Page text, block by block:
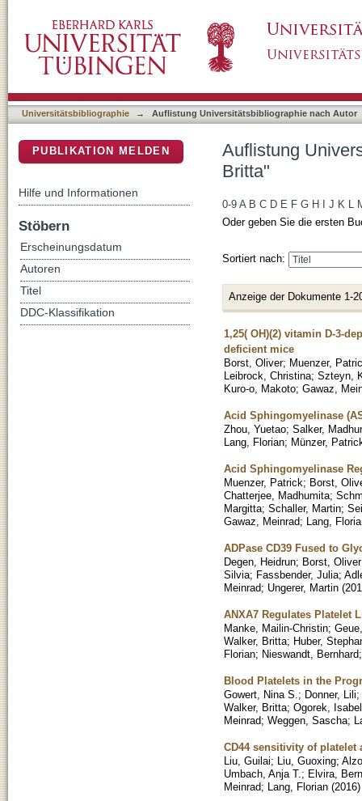
Universitätsbibliographie → Auflistung Universitätsbibliographie nach Autor
Auflistung
Britta"
0-9 A B C D E F G H J K L
Oder geben Sie die ersten
Sortiert nach:
Anzeige der Dokumente 1-
1,25( OH)(2) vitamin D-3-
deficient mice
Borst, Oliver; Muenzer,
Leibrock, Christina; Szteyn,
Kuro-o, Makoto; Gawaz,
Acid Sphingomyelinase
Zhou, Yuetao; Salker,
Lang, Florian; Münzer,
Acid Sphingomyelinase
Muenzer, Patrick; Borst,
Chatterjee, Madhumita;
Margitta; Schaller, Martin;
Gawaz, Meinrad; Lang,
ADPase CD39 Fused to
Degen, Heidrun; Borst, Oliver
Silvia; Fassbender, Julia;
Meinrad; Ungerer, Martin (
ANXA7 Regulates Platelet
Manke, Mailin-Christin;
Walker, Britta; Huber,
Florian; Nieswandt, Bernhard
Blood Platelets in the
Gowert, Nina S. ; Donner, Lili;
Walker, Britta; Ogorek,
Meinrad; Weggen, Sascha;
CD44 sensitivity of
Liu, Guilai; Liu, Guoxing;
Umbach, Anja T. ; Elvira,
Meinrad; Lang, Florian (2016)
PUBLIKATION MELDEN
Hilfe und Informationen
Stöbern
Erscheinungsdatum
Autoren
Titel
DDC-Klassifikation